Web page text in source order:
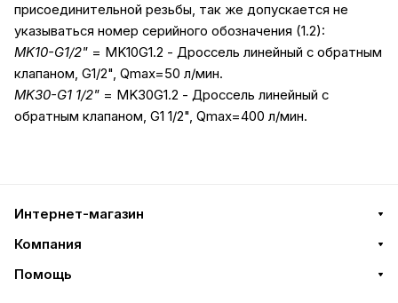
присоединительной резьбы, так же допускается не
указываться номер серийного обозначения (1.2):
MK10-G1/2" = MK10G1.2 - Дроссель линейный с обратным
клапаном, G1/2", Qmax=50 л/мин.
MK30-G1 1/2" = MK30G1.2 - Дроссель линейный с
обратным клапаном, G1 1/2", Qmax=400 л/мин.
Интернет-магазин
Компания
Помощь